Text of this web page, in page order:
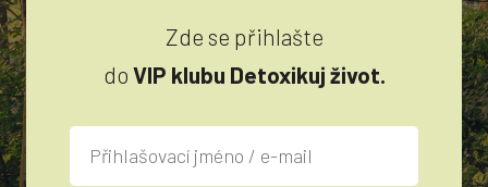
Zde se přihlašte
do VIP klubu Detoxikuj život.